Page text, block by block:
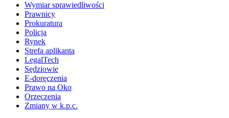
Wymiar sprawiedliwości
Prawnicy
Prokuratura
Policja
Rynek
Strefa aplikanta
LegalTech
Sędziowie
E-doręczenia
Prawo na Oko
Orzeczenia
Zmiany w k.p.c.